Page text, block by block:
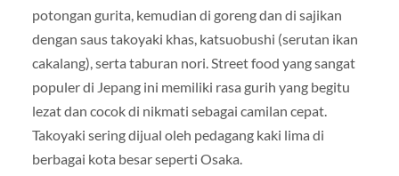
potongan gurita, kemudian di goreng dan di sajikan
dengan saus takoyaki khas, katsuobushi (serutan ikan
cakalang), serta taburan nori. Street food yang sangat
populer di Jepang ini memiliki rasa gurih yang begitu
lezat dan cocok di nikmati sebagai camilan cepat.
Takoyaki sering dijual oleh pedagang kaki lima di
berbagai kota besar seperti Osaka.